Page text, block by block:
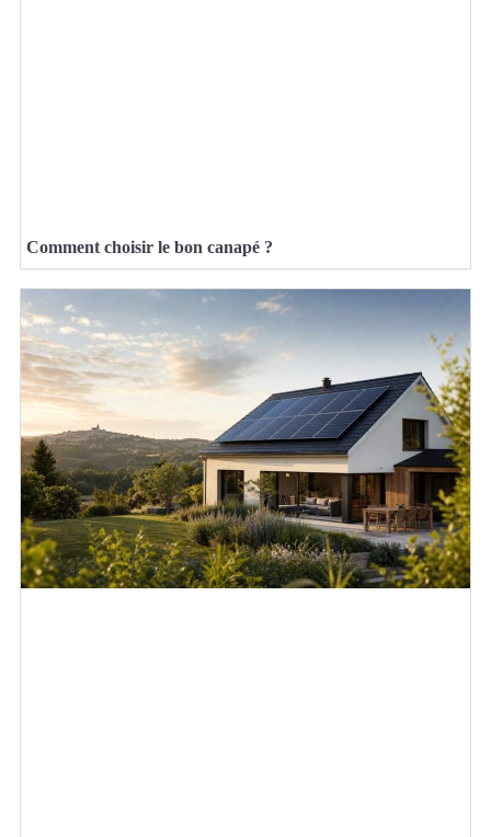
Comment choisir le bon canapé ?